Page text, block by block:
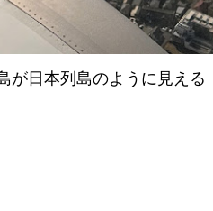
が日本列島のように見える